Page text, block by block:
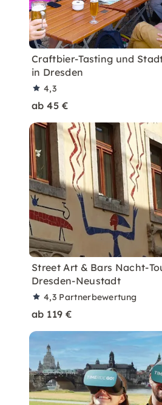
Craftbier-Tasting und
in Dresden
4,3
ab 45 €
Street Art & Bars Nacht-
Dresden-Neustadt
4,3 Partnerbewertung
ab 119 €